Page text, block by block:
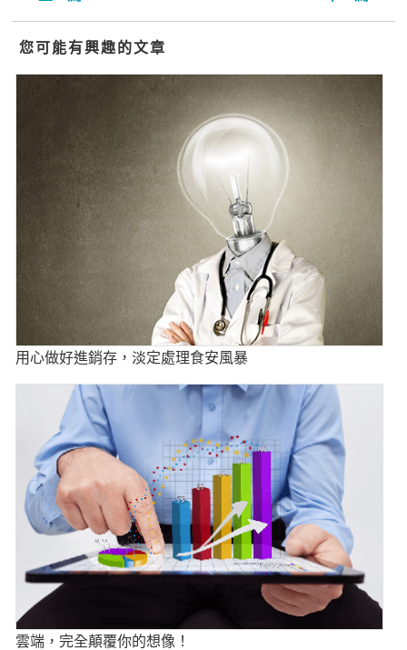
您可能有興趣的文章
用心做好進銷存，淡定處理食安風暴
雲端，完全顛覆你的想像！